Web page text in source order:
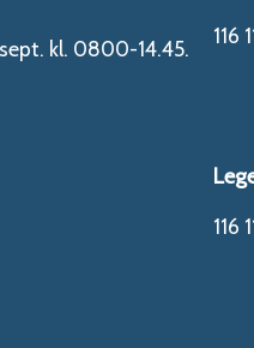
kl. 0800-14.45.
116
116